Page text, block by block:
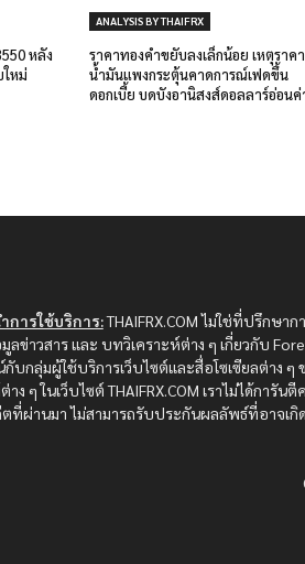
หลัง
หม่
ANALYSIS BY THAIFRX
ราคาทองคำขยับลงเล็กน้อย เหตุราคา
น้ำมันแพงกระตุ้นคาดการณ์เฟดขึ้น
ดอกเบี้ย บดบังอานิสงส์ดอลลาร์อ่อนค่
การใช้บริการ:THAIFRX.COM ไม่ใช่ที่ปรึกษา
ลข่าวสาร และ บทวิเคราะห์ต่าง ๆ เกี่ยวกับ
บกลุ่มผู้ใช้บริการเว็บไซต์และสื่อโซเซียลต่าง
าง ๆ ในเว็บไซต์ THAIFRX.COM เราไม่ได้กา
ตที่ผ่านมา ไม่สามารถรับประกันผลลัพธ์ที่อาจเ